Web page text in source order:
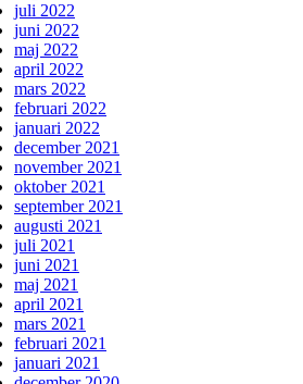
juli 2022
juni 2022
maj 2022
april 2022
mars 2022
februari 2022
januari 2022
december 2021
november 2021
oktober 2021
september 2021
augusti 2021
juli 2021
juni 2021
maj 2021
april 2021
mars 2021
februari 2021
januari 2021